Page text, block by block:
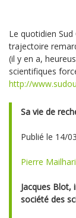
Le quotidien
trajectoire
(il y en a,
scientifiques
http://
Sa vie de
Publié le 14/
Pierre
Jacques Blot,
société des